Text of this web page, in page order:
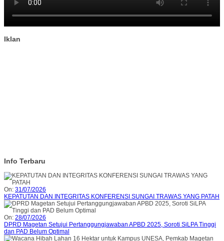
Iklan
Info Terbaru
On: 31/07/2026
KEPATUTAN DAN INTEGRITAS KONFERENSI SUNGAI TRAWAS YANG PATAH
On: 28/07/2026
DPRD Magetan Setujui Pertanggungjawaban APBD 2025, Soroti SiLPA Tinggi
dan PAD Belum Optimal